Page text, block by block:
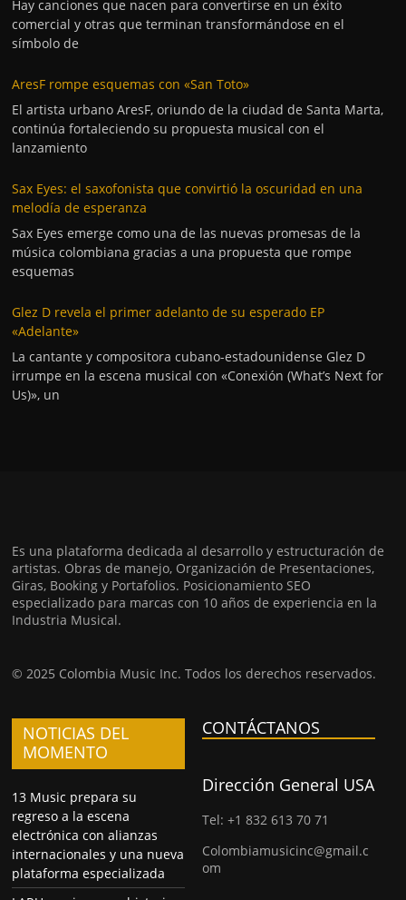
Hay canciones que nacen para convertirse en un éxito
comercial y otras que terminan transformándose en el
símbolo de
AresF rompe esquemas con «San Toto»
El artista urbano AresF, oriundo de la ciudad de Santa Marta,
continúa fortaleciendo su propuesta musical con el
lanzamiento
Sax Eyes: el saxofonista que convirtió la oscuridad en una
melodía de esperanza
Sax Eyes emerge como una de las nuevas promesas de la
música colombiana gracias a una propuesta que rompe
esquemas
Glez D revela el primer adelanto de su esperado EP
«Adelante»
La cantante y compositora cubano-estadounidense Glez D
irrumpe en la escena musical con «Conexión (What’s Next for
Us)», un
Es una plataforma dedicada al desarrollo y estructuración de
artistas. Obras de manejo, Organización de Presentaciones,
Giras, Booking y Portafolios. Posicionamiento SEO
especializado para marcas con 10 años de experiencia en la
Industria Musical.
© 2025 Colombia Music Inc. Todos los derechos reservados.
NOTICIAS DEL
MOMENTO
13 Music prepara su
regreso a la escena
electrónica con alianzas
internacionales y una nueva
plataforma especializada
CONTÁCTANOS
Dirección General USA
Tel: +1 832 613 70 71
Colombiamusicinc@gmail.c
om